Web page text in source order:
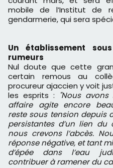
mobile de l’Institut de
gendarmerie, qui sera
Un établissement
rumeurs
Nul doute que cette
certain remous au
procureur ajaccien y voit
les esprits :
"Nous
affaire agite encore
reste sous tension depuis
persistantes d’un lien du
nous crevons l’abcès.
réponse négative, et tant
d’épée dans l’eau
contribuer à ramener du